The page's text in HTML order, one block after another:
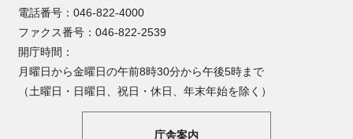
電話番号：046-822-4000
ファクス番号：046-822-2539
開庁時間：
月曜日から金曜日の午前8時30分から午後5時まで
（土曜日・日曜日、祝日・休日、年末年始を除く）
庁舎案内